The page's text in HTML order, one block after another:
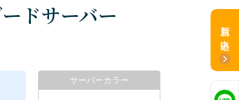
新規お申込み
ドサーバー
サーバーカラー